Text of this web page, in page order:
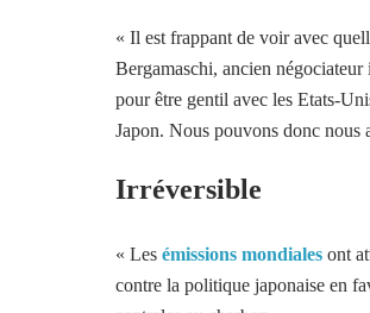
« Il est frappant de voir avec
Bergamaschi, ancien
pour être gentil avec les Etats-
Japon. Nous pouvons donc nous
Irréversible
« Les émissions mondiales ont
contre la politique japonaise en